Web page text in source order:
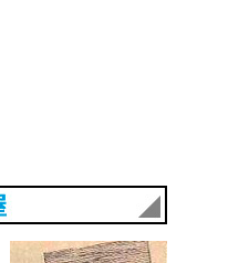
あめりか屋WEBサイト